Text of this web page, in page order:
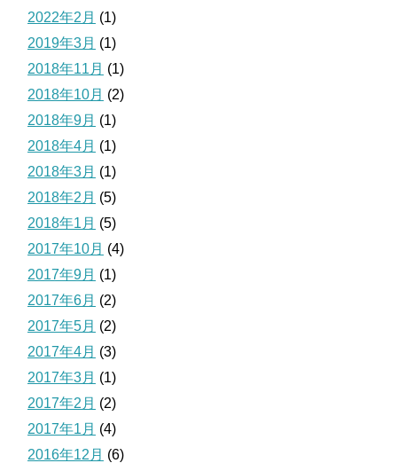
2022年2月 (1)
2019年3月 (1)
2018年11月 (1)
2018年10月 (2)
2018年9月 (1)
2018年4月 (1)
2018年3月 (1)
2018年2月 (5)
2018年1月 (5)
2017年10月 (4)
2017年9月 (1)
2017年6月 (2)
2017年5月 (2)
2017年4月 (3)
2017年3月 (1)
2017年2月 (2)
2017年1月 (4)
2016年12月 (6)